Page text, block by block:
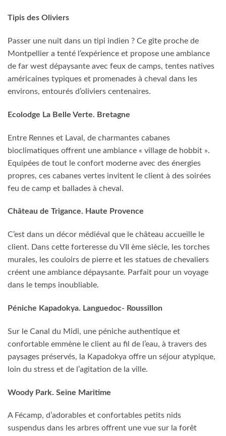
Tipis des Oliviers
Passer une nuit dans un tipi indien ? Ce gîte proche de
Montpellier a tenté l’expérience et propose une ambiance
de far west dépaysante avec feux de camps, tentes natives
américaines typiques et promenades à cheval dans les
environs, entourés d’oliviers centenaires.
Ecolodge La Belle Verte. Bretagne
Entre Rennes et Laval, de charmantes cabanes
bioclimatiques offrent une ambiance « village de hobbit ».
Equipées de tout le confort moderne avec des énergies
propres, ces cabanes vertes invitent le client à des soirées
feu de camp et ballades à cheval.
Château de Trigance. Haute Provence
C’est dans un décor médiéval que le château accueille le
client. Dans cette forteresse du VII ème siècle, les torches
murales, les couloirs de pierre et les statues de chevaliers
créent une ambiance dépaysante. Parfait pour un voyage
dans le temps inoubliable.
Péniche Kapadokya. Languedoc- Roussillon
Sur le Canal du Midi, une péniche authentique et
confortable emmène le client au fil de l’eau, à travers des
paysages préservés, la Kapadokya offre un séjour atypique,
loin du stress et de l’agitation de la ville.
Woody Park. Seine Maritime
A Fécamp, d’adorables et confortables petits nids
suspendus dans les arbres offrent une vue sur la forêt